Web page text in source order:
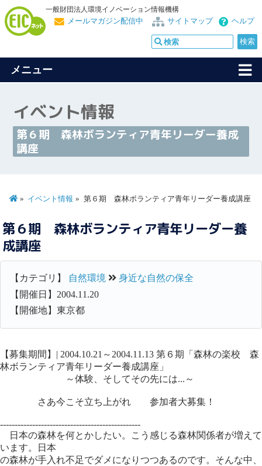
一般財団法人環境イノベーション情報機構
ヘルプ
サイトマップ
メールマガジン配信中
メニュー
イベント情報
第６期 森林ボランティア青年リーダー養成
講座
イベント情報 第６期 森林ボランティア青年リーダー養成講座
第６期 森林ボランティア青年リーダー養
成講座
【カテゴリ】 自然環境
身近な自然の保全
【開催日】2004.11.20
【開催地】東京都
【募集期間】| 2004.10.21～2004.11.13 第６期「森林の楽校 森
林ボランティア青年リーダー養成講座」
～体験、そしてその先には...～
さあ今こそ立ち上がれ 参加者大募集！
------------------------------------------------
日本の森林を何とかしたい。こう感じる森林関係者が増えて
います。日本
の森林が手入れ不足でダメになりつつあるのです。そんな中、